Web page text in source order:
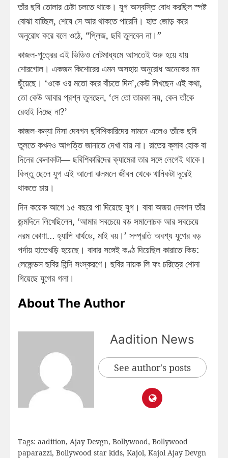
তাঁর ছবি তোলার চেষ্টা চলতে থাকে। যুগ অস্বস্তি বোধ করছিল স্পষ্ট
বোঝা যাচ্ছিল, শেষে সে আর থাকতে পারেনি। হাত জোড় করে
অনুরোধ করে বলে ওঠে, “প্লিজ, ছবি তুলবেন না।”
কাজল-পুত্রের এই ভিডিও নেটমাধ্যমে আসতেই শুরু হয়ে যায়
শোরগোল। একজন কিশোরের এমন অসহায় অনুরোধ অনেকের মন
ছুঁয়েছে। ‘ওকে ওর মতো করে বাঁচতে দিন’,কেউ লিখছেন এই কথা,
তো কেউ আবার প্রশ্ন তুলছেন, ‘সে তো তারকা নয়, কেন তাঁকে
রেহাই দিচ্ছে না?’
কাজল-কন্যা নিসা দেবগন ছবিশিকারিদের সামনে এলেও তাঁকে ছবি
তুলতে কখনও আপত্তি জানাতে দেখা যায় না। রাতের ক্লাব হোক বা
দিনের কেনাকাটা— ছবিশিকারিদের ক্যামেরা তার সঙ্গে লেগেই থাকে।
কিন্তু ছেলে যুগ এই আলো ঝলমলে জীবন থেকে খানিকটা দূরেই
থাকতে চায়।
দিন কয়েক আগে ১৫ বছরে পা দিয়েছে যুগ। বাবা অজয় দেবগন তাঁর
জন্মদিনে লিখেছিলেন, ‘আমার সবচেয়ে বড় সমালোচক আর সবচেয়ে
নরম কোণা… হ্যাপি বার্থডে, মাই বয়।’ সম্প্রতি অবশ্য যুগের বড়
পর্দায় হাতেখড়ি হয়েছে। বাবার সঙ্গেই কণ্ঠ দিয়েছিল কারাতে কিড:
লেজেন্ডস ছবির হিন্দি সংস্করণে। ছবির নায়ক লি ফং চরিত্রে শোনা
গিয়েছে যুগের গলা।
About The Author
Aadition News
See author's posts
Tags: aadition, Ajay Devgn, Bollywood, Bollywood
paparazzi, Bollywood star kids, Kajol, Kajol Ajay Devgn